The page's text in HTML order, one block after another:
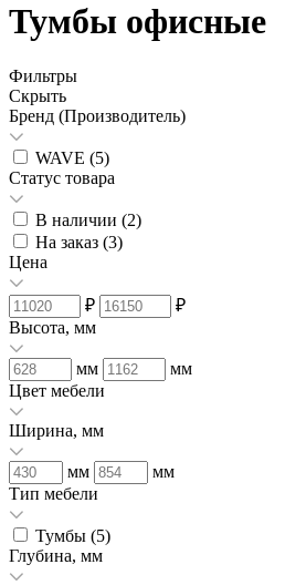
Тумбы офисные
Фильтры
Скрыть
Бренд (Производитель)
WAVE (5)
Статус товара
В наличии (2)
На заказ (3)
Цена
₽
₽
Высота, мм
мм
мм
Цвет мебели
Ширина, мм
мм
мм
Тип мебели
Тумбы (5)
Глубина, мм